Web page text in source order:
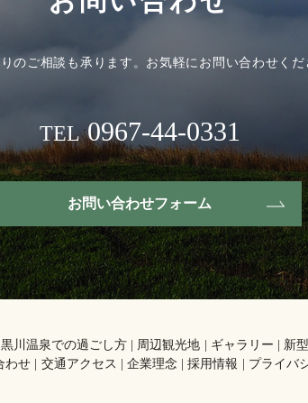
のご相談も承ります。 お気軽にお問い合わせくだ
TEL 0967-44-0331
お問い合わせフォーム
黒川温泉での過ごし方 周辺観光地 ギャラリー 新
わせ 交通アクセス 企業理念 採用情報 プライバ